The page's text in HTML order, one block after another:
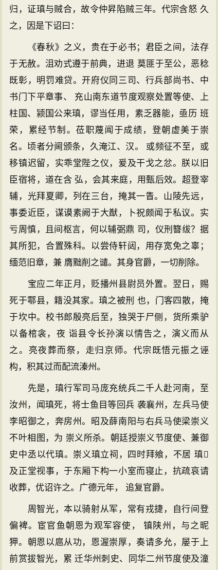
归，证瑱与贼合，故令仲昇陷贼三年。代宗含怒 久
之，因是下诏曰：
《春秋》之义，贵在于必书；君臣之间，法存
于无赦。沮劝式遵于前典，进退 莫匪于至公，恶稔
既彰，明罚难贷。开府仪同三司、行兵部尚书、中
书门下平章事、 充山南东道节度观察处置等使、上
柱国、颍国公来瑱，谬当任用，素乏器能，亟历 班
荣，累经节制。莅职蔑闻于成绩，登朝虚美于崇
名。顷者分阃颁条，久淹江、汉。 或频征不至，或
移镇迟留，实乖堂陛之仪，爰及干戈之忿。朕以旧
臣宿将，道在含 弘，会其来庭，用甄后效。超登宰
辅，光拜夏卿，列在三台，掩其一眚。山陵先远，
事委近臣，谋谟素阙于大猷，卜祝颇闻于私议。实
亏周慎，且间枢言，何以辅弼鼎 司，仪刑簪绂？据
其所犯，合置殊科。以尝侍轩闼，用存宽免之辜；
缅范旧章，兼 膺黜削之谴。其身官爵，一切削除。
宝应二年正月，贬播州县尉员外置。翌日，赐
死于鄠县，籍没其家。瑱之被刑 也，门客四散，掩
于坎中。校书郎殷亮后至，独哭于尸侧，货所乘驴
以备棺衾，夜 诣县令长孙演以情告之，演义而从
之。亮夜葬而祭，走归京师。代宗既悟元振之诬
构，积其过而配流溱州。
先是，瑱行军司马庞充统兵二千人赴河南，至
汝州，闻瑱死，将士鱼目等回兵 袭襄州，左兵马使
李昭御之，奔房州。昭及薛南阳与右兵马使梁崇义
不叶相图，为 崇义所杀。朝廷授崇义节度使、兼御
史中丞以代瑱。崇义瑱立祠，四时拜飨，不居 瑱
及正堂视事，于东厢下构一小室而寝止，抗疏哀请
收葬，优诏许之。广德元年， 追复官爵。
周智光，本以骑射从军，常有戎捷，自行间登
偏裨。宦官鱼朝恩为观军容使， 镇陕州，与之昵
狎。朝恩以扈从功，恩渥崇厚，奏请多允，屡于上
前赏拔智光，累 迁华州刺史、同华二州节度使及潼